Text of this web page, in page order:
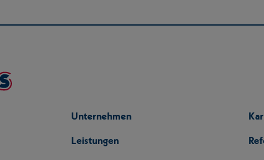
Unternehmen
Leistungen